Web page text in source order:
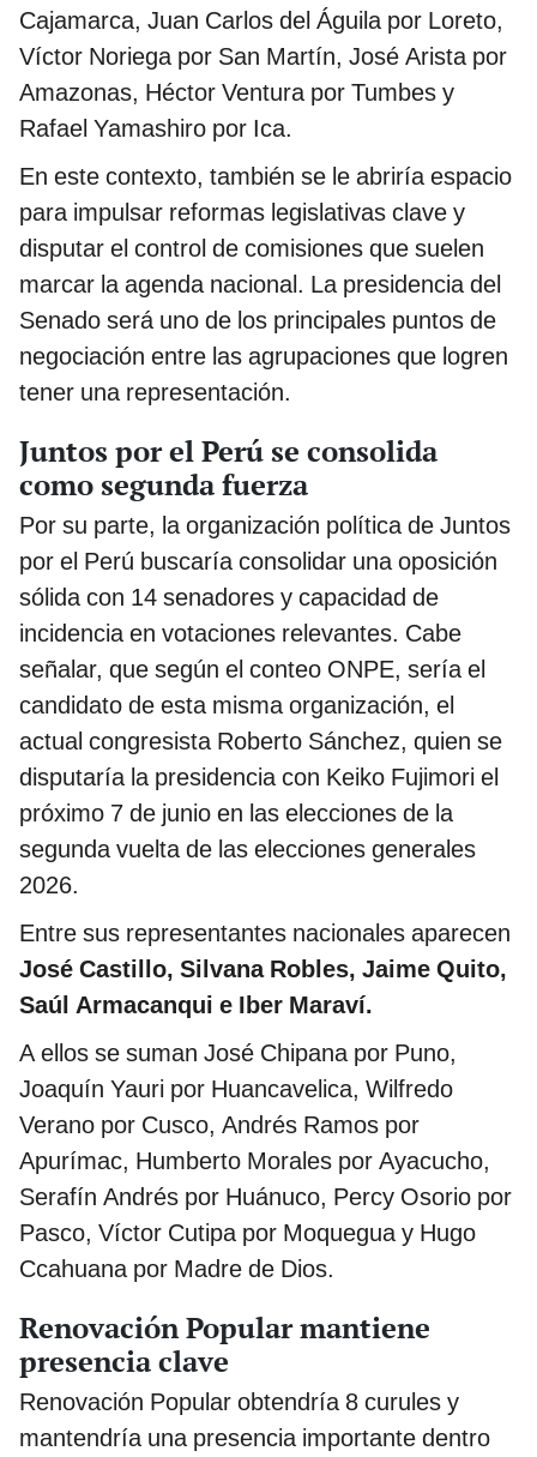
Cajamarca, Juan Carlos del Águila por Loreto,
Víctor Noriega por San Martín, José Arista por
Amazonas, Héctor Ventura por Tumbes y
Rafael Yamashiro por Ica.
En este contexto, también se le abriría espacio
para impulsar reformas legislativas clave y
disputar el control de comisiones que suelen
marcar la agenda nacional. La presidencia del
Senado será uno de los principales puntos de
negociación entre las agrupaciones que logren
tener una representación.
Juntos por el Perú se consolida
como segunda fuerza
Por su parte, la organización política de Juntos
por el Perú buscaría consolidar una oposición
sólida con 14 senadores y capacidad de
incidencia en votaciones relevantes. Cabe
señalar, que según el conteo ONPE, sería el
candidato de esta misma organización, el
actual congresista Roberto Sánchez, quien se
disputaría la presidencia con Keiko Fujimori el
próximo 7 de junio en las elecciones de la
segunda vuelta de las elecciones generales
2026.
Entre sus representantes nacionales aparecen
José Castillo, Silvana Robles, Jaime Quito,
Saúl Armacanqui e Iber Maraví.
A ellos se suman José Chipana por Puno,
Joaquín Yauri por Huancavelica, Wilfredo
Verano por Cusco, Andrés Ramos por
Apurímac, Humberto Morales por Ayacucho,
Serafín Andrés por Huánuco, Percy Osorio por
Pasco, Víctor Cutipa por Moquegua y Hugo
Ccahuana por Madre de Dios.
Renovación Popular mantiene
presencia clave
Renovación Popular obtendría 8 curules y
mantendría una presencia importante dentro